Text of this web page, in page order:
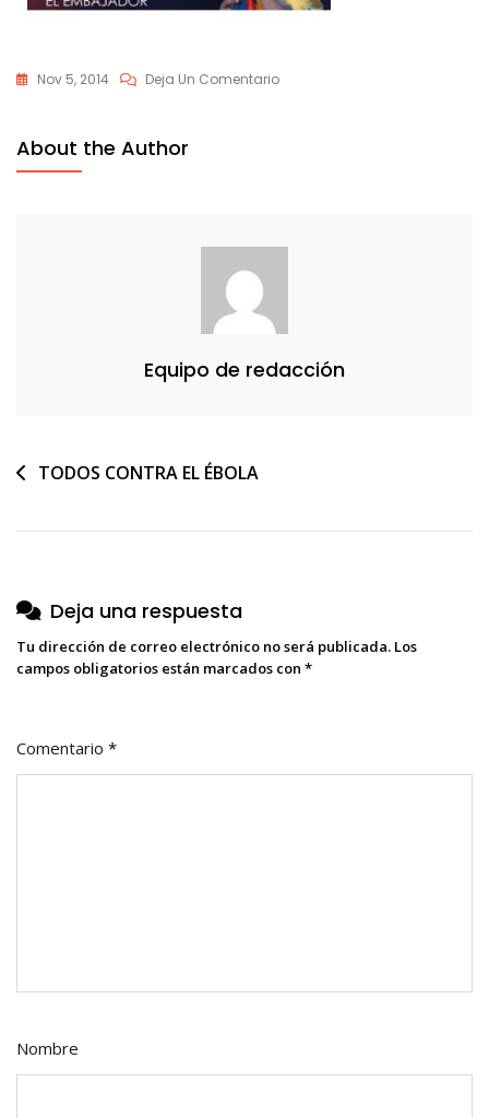
Nov 5, 2014 Deja Un ComentarioEn
About the Author
Equipo de redacción
Navegación
entradas
TODOS CONTRA EL ÉBOLA
Deja una respuesta
Tu dirección de correo electrónico no será publicada. Los
campos obligatorios están marcados con *
Comentario *
Nombre